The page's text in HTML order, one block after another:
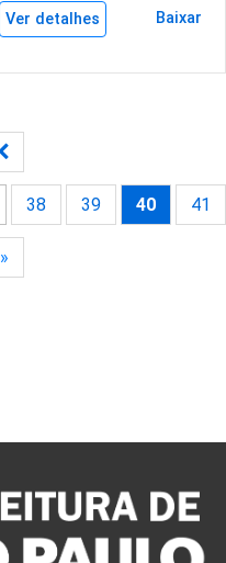
Ver detalhes Baixar
38 39 40 41
»